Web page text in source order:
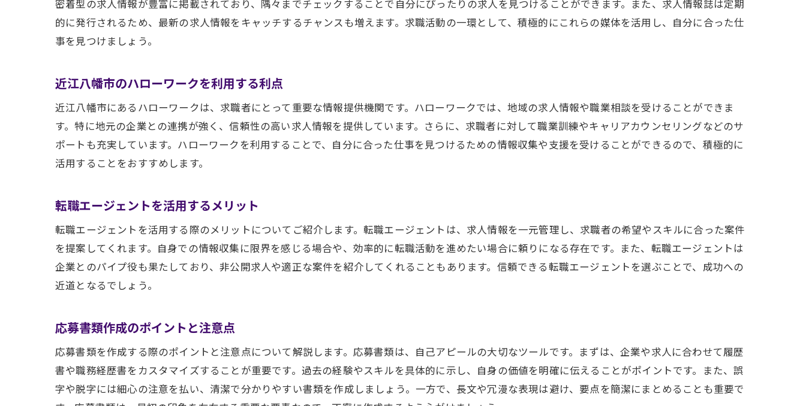
密着型の求人情報が豊富に掲載されており、隅々までチェックすることで自分にぴったりの求人を見つけることができます。また、求人情報誌は定期
的に発行されるため、最新の求人情報をキャッチするチャンスも増えます。求職活動の一環として、積極的にこれらの媒体を活用し、自分に合った仕
事を見つけましょう。
近江八幡市のハローワークを利用する利点
近江八幡市にあるハローワークは、求職者にとって重要な情報提供機関です。ハローワークでは、地域の求人情報や職業相談を受けることができま
す。特に地元の企業との連携が強く、信頼性の高い求人情報を提供しています。さらに、求職者に対して職業訓練やキャリアカウンセリングなどのサ
ポートも充実しています。ハローワークを利用することで、自分に合った仕事を見つけるための情報収集や支援を受けることができるので、積極的に
活用することをおすすめします。
転職エージェントを活用するメリット
転職エージェントを活用する際のメリットについてご紹介します。転職エージェントは、求人情報を一元管理し、求職者の希望やスキルに合った案件
を提案してくれます。自身での情報収集に限界を感じる場合や、効率的に転職活動を進めたい場合に頼りになる存在です。また、転職エージェントは
企業とのパイプ役も果たしており、非公開求人や適正な案件を紹介してくれることもあります。信頼できる転職エージェントを選ぶことで、成功への
近道となるでしょう。
応募書類作成のポイントと注意点
応募書類を作成する際のポイントと注意点について解説します。応募書類は、自己アピールの大切なツールです。まずは、企業や求人に合わせて履歴
書や職務経歴書をカスタマイズすることが重要です。過去の経験やスキルを具体的に示し、自身の価値を明確に伝えることがポイントです。また、誤
字や脱字には細心の注意を払い、清潔で分かりやすい書類を作成しましょう。一方で、長文や冗漫な表現は避け、要点を簡潔にまとめることも重要で